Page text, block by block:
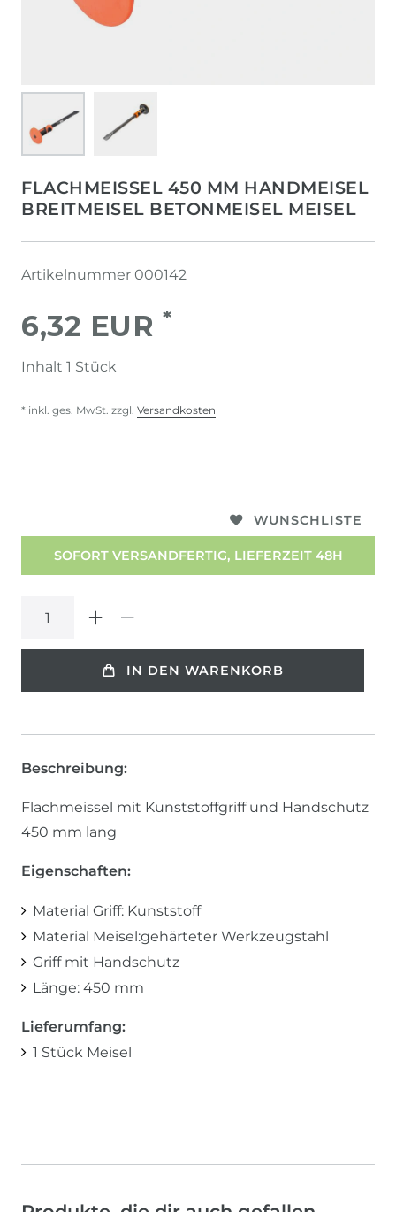
FLACHMEISSEL 450 MM HANDMEISEL
BREITMEISEL BETONMEISEL MEISEL
Artikelnummer 000142
6,32 EUR *
Inhalt 1 Stück
* inkl. ges. MwSt. zzgl. Versandkosten
WUNSCHLISTE
SOFORT VERSANDFERTIG, LIEFERZEIT 48H
IN DEN WARENKORB
Beschreibung:
Flachmeissel mit Kunststoffgriff und Handschutz
450 mm lang
Eigenschaften:
Material Griff: Kunststoff
Material Meisel:gehärteter Werkzeugstahl
Griff mit Handschutz
Länge: 450 mm
Lieferumfang:
1 Stück Meisel